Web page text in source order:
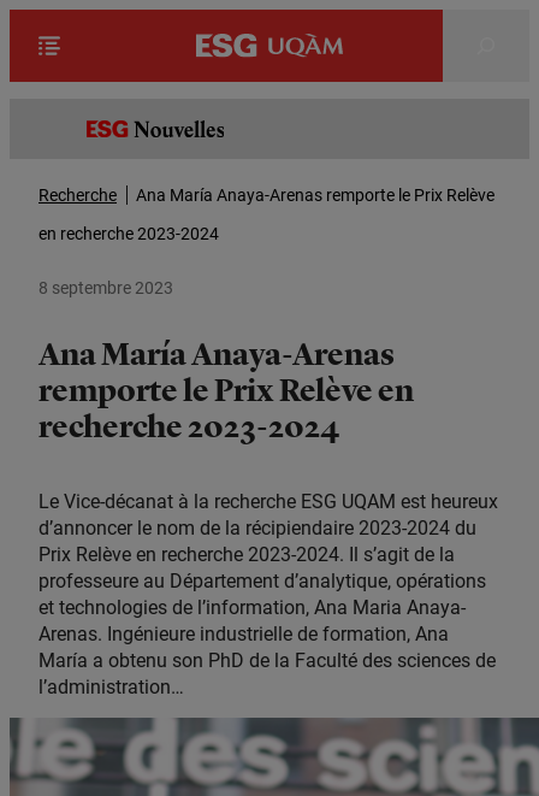
Recherche
Ana María Anaya-Arenas remporte le Prix Relève
en recherche 2023-2024
8 septembre 2023
Ana María Anaya-Arenas
remporte le Prix Relève en
recherche 2023-2024
Le Vice-décanat à la recherche ESG UQAM est heureux
d’annoncer le nom de la récipiendaire 2023-2024 du
Prix Relève en recherche 2023-2024. Il s’agit de la
professeure au Département d’analytique, opérations
et technologies de l’information, Ana Maria Anaya-
Arenas. Ingénieure industrielle de formation, Ana
María a obtenu son PhD de la Faculté des sciences de
l’administration…